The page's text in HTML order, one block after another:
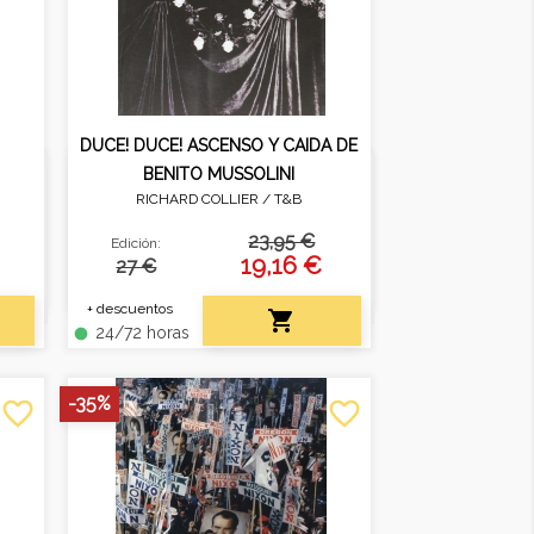
DUCE! DUCE! ASCENSO Y CAIDA DE
BENITO MUSSOLINI
RICHARD COLLIER / T&B
Edición:
27 €
+ descuentos
fiber_manual_record 24/72 horas
23,95 €
19,16 €

Biografía de Benito Mussolini.
favorite_border favorite_border
-35%